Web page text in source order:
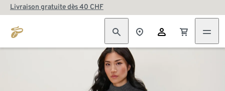
Livraison gratuite dès 40 CHF